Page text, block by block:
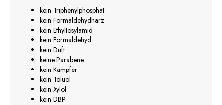
kein Triphenylphosphat
kein Formaldehydharz
kein Ethyltosylamid
kein Formaldehyd
kein Duft
keine Parabene
kein Kampfer
kein Toluol
kein Xylol
kein DBP